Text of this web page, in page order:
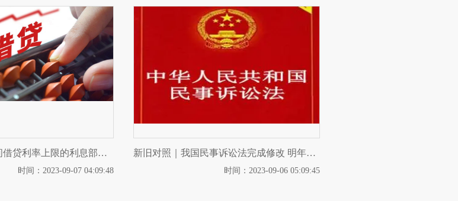
最高院：超过民间借贷利率上限的利息部分是否可直接用以抵扣借款本金？
时间：2023-09-07 04:09:48
新旧对照｜我国民事诉讼法完成修改 明年1月1日起施行
时间：2023-09-06 05:09:45